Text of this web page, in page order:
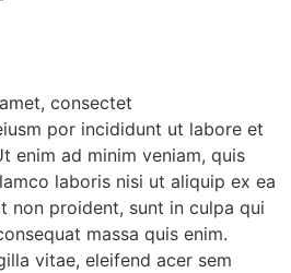
consectet
por incididunt ut labore et
enim ad minim veniam, quis
laboris nisi ut aliquip ex ea
non proident, sunt in culpa qui
massa quis enim.
vitae, eleifend acer sem